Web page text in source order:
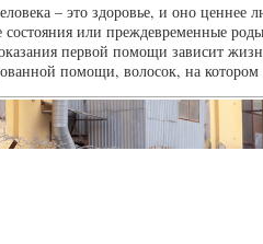
– это здоровье, и оно ценнее
состояния или преждевременные
первой помощи зависит
помощи, волосок, на котором